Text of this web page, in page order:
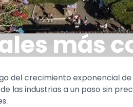
más
del crecimiento exponencial
las industrias a un paso sin